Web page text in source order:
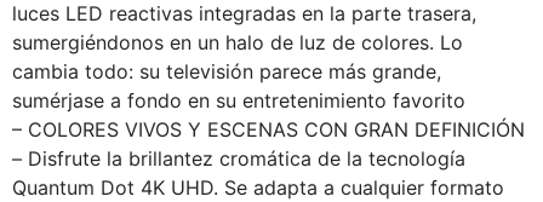
luces LED reactivas integradas en la parte trasera,
sumergiéndonos en un halo de luz de colores. Lo
cambia todo: su televisión parece más grande,
sumérjase a fondo en su entretenimiento favorito
– COLORES VIVOS Y ESCENAS CON GRAN DEFINICIÓN
– Disfrute la brillantez cromática de la tecnología
Quantum Dot 4K UHD. Se adapta a cualquier formato